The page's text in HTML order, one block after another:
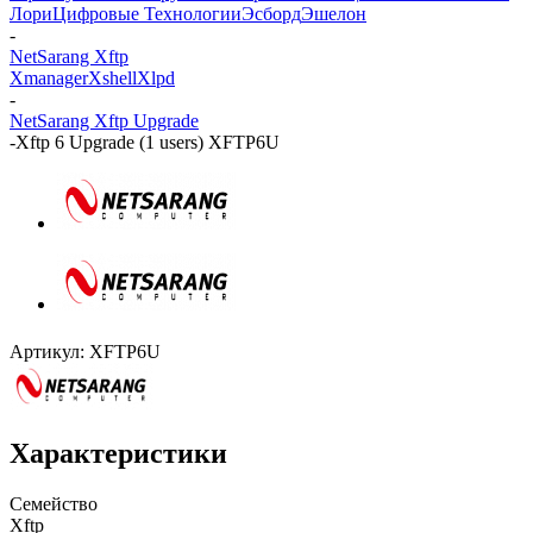
ЛориЦифровые ТехнологииЭсбордЭшелон
-
NetSarang Xftp
XmanagerXshellXlpd
-
NetSarang Xftp Upgrade
-Xftp 6 Upgrade (1 users) XFTP6U
Артикул: XFTP6U
Характеристики
Семейство
Xftp